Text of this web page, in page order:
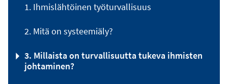
1. Ihmislähtöinen työturvallisuus
2. Mitä on systeemiäly?
3. Millaista on turvallisuutta tukeva ihmisten
johtaminen?